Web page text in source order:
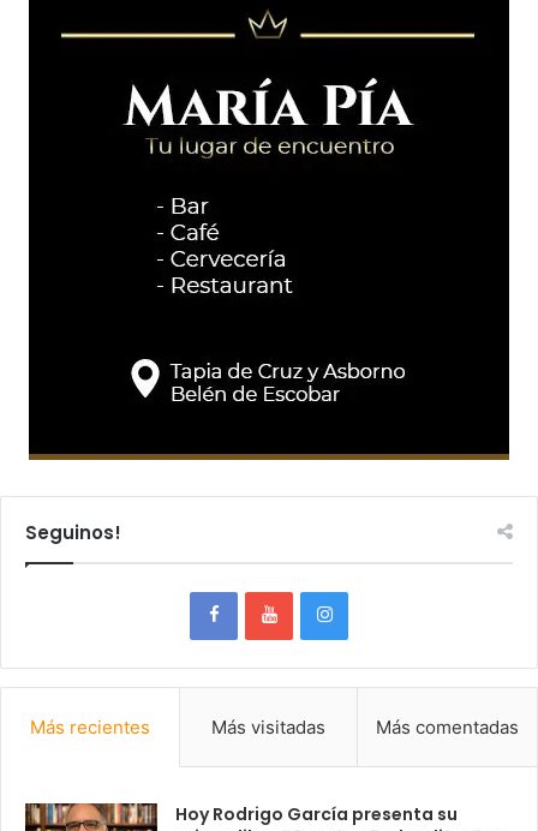
Seguinos!
Más recientes Más visitadas Más comentadas
Hoy Rodrigo García presenta su